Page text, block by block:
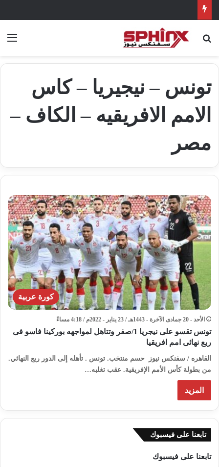
بحث عن
تونس – نيجيريا – كاس
الامم الافريقيه – الكاف –
مصر
كورة عربية
الأحد - 20 جمادى الآخرة - 1443هـ / 23 يناير - 2022م / 4:18 مساءً
تونس تقسو على نيجريا 1/صفر وتتاهل لمواجهه بوركينا فاسو فى
ربع نهائى امم افريقيا
القاهره / سفنكس نيوز حسم منتخب. تونس . تأهله إلى الدور ربع النهائي.
من بطولة كأس الأمم الإفريقية. عقب تغلبه…
المزيد
تابعنا على فيسبوك
تابعنا على فيسبوك